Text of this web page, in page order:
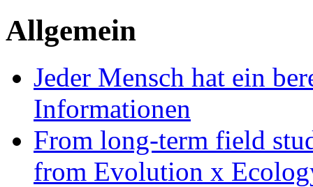
Allgemein
Jeder Mensch hat ein
Informationen
From long-term field
from Evolution x